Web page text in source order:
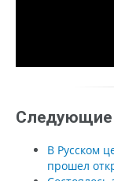
Следующие
В Русском
прошел